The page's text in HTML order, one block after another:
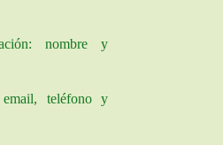
nombre y
teléfono y